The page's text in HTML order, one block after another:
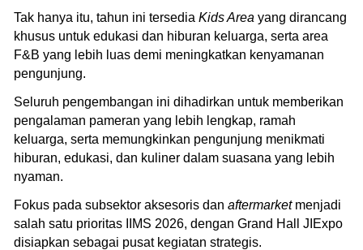
Tak hanya itu, tahun ini tersedia Kids Area yang dirancang
khusus untuk edukasi dan hiburan keluarga, serta area
F&B yang lebih luas demi meningkatkan kenyamanan
pengunjung.
Seluruh pengembangan ini dihadirkan untuk memberikan
pengalaman pameran yang lebih lengkap, ramah
keluarga, serta memungkinkan pengunjung menikmati
hiburan, edukasi, dan kuliner dalam suasana yang lebih
nyaman.
Fokus pada subsektor aksesoris dan aftermarketmenjadi
salah satu prioritas IIMS 2026, dengan Grand Hall JIExpo
disiapkan sebagai pusat kegiatan strategis.